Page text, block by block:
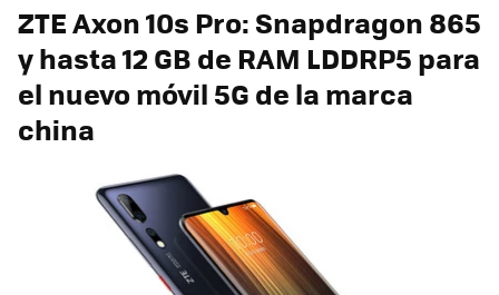
ZTE Axon 10s Pro: Snapdragon 865
y hasta 12 GB de RAM LDDRP5 para
el nuevo móvil 5G de la marca
china